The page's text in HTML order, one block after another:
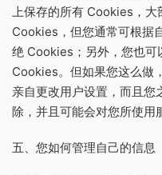
上保存的所有 Cookies，大
Cookies，但您通常可根据
绝 Cookies；另外，您也可
Cookies。但如果您这么做
亲自更改用户设置，而且您
除，并且可能会对您所使用
五、您如何管理自己的信息